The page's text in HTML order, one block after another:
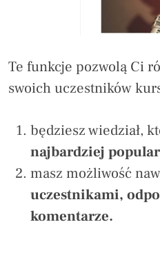
Te funkcje pozwolą Ci
swoich uczestników
będziesz wiedział,
najbardziej
masz możliwość
uczestnikami,
komentarze.